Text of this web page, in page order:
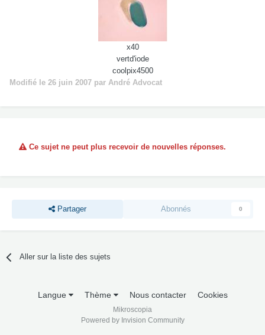
x40
vertd'iode
coolpix4500
Modifié le 26 juin 2007 par André Advocat
Ce sujet ne peut plus recevoir de nouvelles réponses.
Partager Abonnés 0
Aller sur la liste des sujets
Langue Thème Nous contacter Cookies
Mikroscopia
Powered by Invision Community